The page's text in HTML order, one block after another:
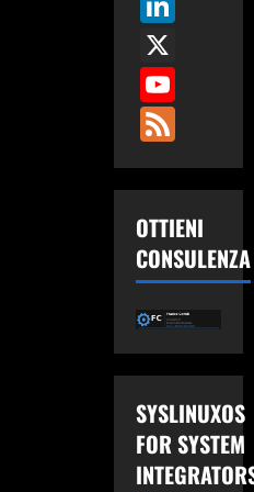
Feed
OTTIENI
CONSULENZA
SYSLINUXOS
FOR SYSTEM